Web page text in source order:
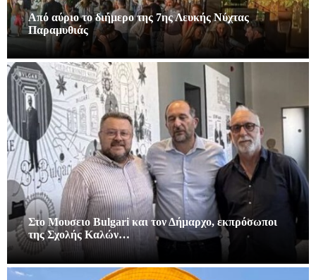
Από αύριο το διήμερο της 7ης Λευκής Νύχτας
Παραμυθιάς
Στο Μουσειο Bulgari και τον Δήμαρχο, εκπρόσωποι
της Σχολής Καλών…